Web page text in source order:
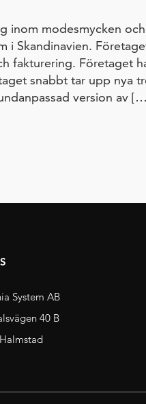
inom modesmycken
i Skandinavien.
fakturering. Företaget
snabbt tar upp nya
version av
System AB
40 B